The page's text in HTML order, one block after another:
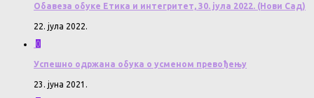
Обавеза обуке Етика и интегритет, 30. јула 2022. (Нови Сад)
22. јула 2022.
0
Успешно одржана обука о усменом превођењу
23. јуна 2021.